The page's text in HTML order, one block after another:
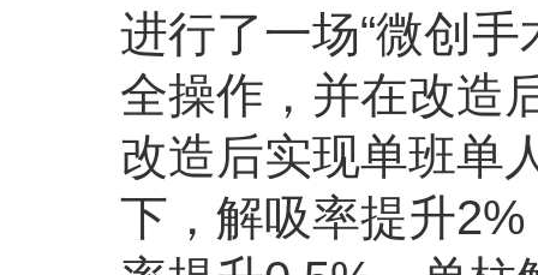
进行了一场“微创
全操作，并在改造
改造后实现单班单
下，解吸率提升